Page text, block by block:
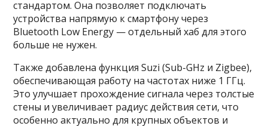
стандартом. Она позволяет подключать
устройства напрямую к смартфону через
Bluetooth Low Energy — отдельный хаб для этого
больше не нужен.
Также добавлена функция Suzi (Sub-GHz и Zigbee),
обеспечивающая работу на частотах ниже 1 ГГц.
Это улучшает прохождение сигнала через толстые
стены и увеличивает радиус действия сети, что
особенно актуально для крупных объектов и